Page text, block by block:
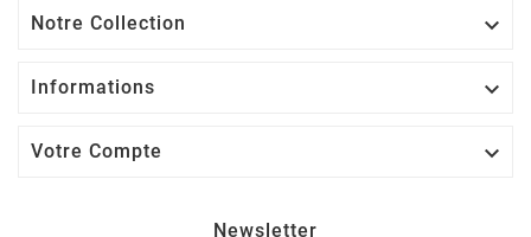
Notre Collection 
Informations 
Votre Compte 
Newsletter